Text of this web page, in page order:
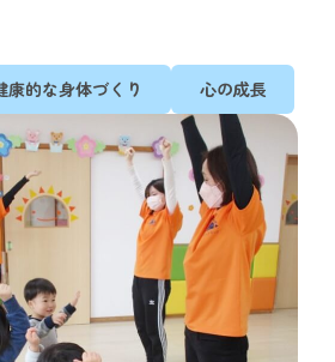
康的な身体づくり 心の成長